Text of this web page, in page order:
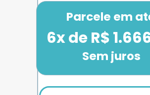
Parcele em
6x de R$
Sem juros